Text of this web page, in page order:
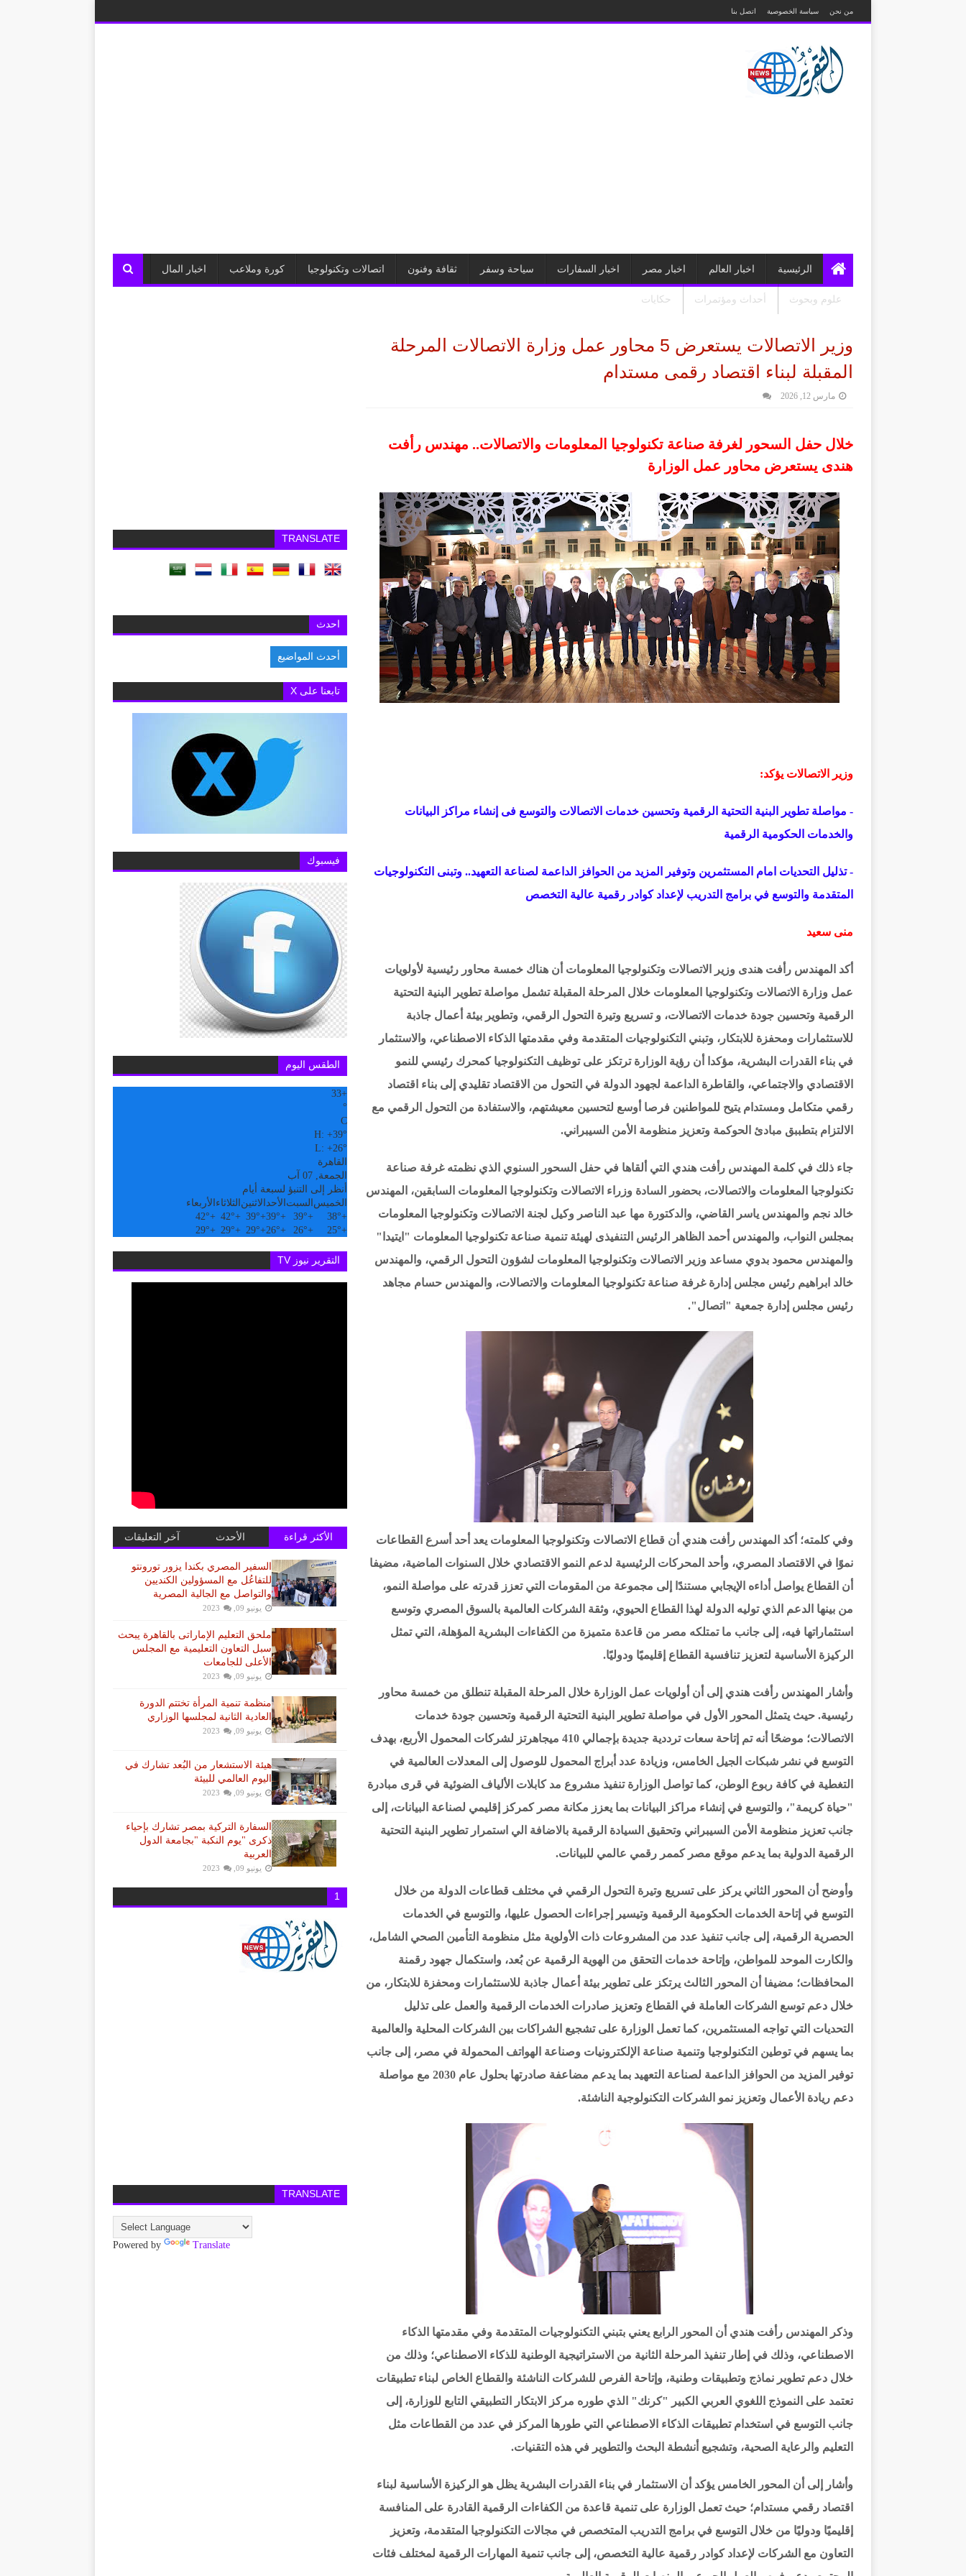
من نحن سياسة الخصوصية اتصل بنا
الرئيسية اخبار العالم اخبار مصر اخبار السفارات سياحة وسفر ثقافة وفنون اتصالات وتكنولوجيا كورة وملاعب اخبار المال
علوم وبحوث أحداث ومؤتمرات حكايات
وزير الاتصالات يستعرض 5 محاور عمل وزارة الاتصالات المرحلة
المقبلة لبناء اقتصاد رقمى مستدام
مارس 12, 2026
خلال حفل السحور لغرفة صناعة تكنولوجيا المعلومات والاتصالات.. مهندس رأفت
هندى يستعرض محاور عمل الوزارة
وزير الاتصالات يؤكد:
- مواصلة تطوير البنية التحتية الرقمية وتحسين خدمات الاتصالات والتوسع فى إنشاء مراكز البيانات
والخدمات الحكومية الرقمية
- تذليل التحديات امام المستثمرين وتوفير المزيد من الحوافز الداعمة لصناعة التعهيد.. وتبنى التكنولوجيات
المتقدمة والتوسع في برامج التدريب لإعداد كوادر رقمية عالية التخصص
منى سعيد
أكد المهندس رأفت هندى وزير الاتصالات وتكنولوجيا المعلومات أن هناك خمسة محاور رئيسية لأولويات
عمل وزارة الاتصالات وتكنولوجيا المعلومات خلال المرحلة المقبلة تشمل مواصلة تطوير البنية التحتية
الرقمية وتحسين جودة خدمات الاتصالات، و تسريع وتيرة التحول الرقمي، وتطوير بيئة أعمال جاذبة
للاستثمارات ومحفزة للابتكار، وتبني التكنولوجيات المتقدمة وفي مقدمتها الذكاء الاصطناعي، والاستثمار
في بناء القدرات البشرية، مؤكدا أن رؤية الوزارة ترتكز على توظيف التكنولوجيا كمحرك رئيسي للنمو
الاقتصادي والاجتماعي، والقاطرة الداعمة لجهود الدولة في التحول من الاقتصاد تقليدي إلى بناء اقتصاد
رقمي متكامل ومستدام يتيح للمواطنين فرصا أوسع لتحسين معيشتهم، والاستفادة من التحول الرقمي مع
الالتزام بتطببق مبادئ الحوكمة وتعزيز منظومة الأمن السيبراني.
جاء ذلك في كلمة المهندس رأفت هندي التي ألقاها في حفل السحور السنوي الذي نظمته غرفة صناعة
تكنولوجيا المعلومات والاتصالات، بحضور السادة وزراء الاتصالات وتكنولوجيا المعلومات السابقين، المهندس
خالد نجم والمهندس ياسر القاضي، والدكتورة مها عبد الناصر وكيل لجنة الاتصالات وتكنولوجيا المعلومات
بمجلس النواب، والمهندس أحمد الظاهر الرئيس التنفيذى لهيئة تنمية صناعة تكنولوجيا المعلومات "ايتيدا"
والمهندس محمود بدوي مساعد وزير الاتصالات وتكنولوجيا المعلومات لشؤون التحول الرقمي، والمهندس
خالد ابراهيم رئيس مجلس إدارة غرفة صناعة تكنولوجيا المعلومات والاتصالات، والمهندس حسام مجاهد
رئيس مجلس إدارة جمعية "اتصال".
وفي كلمته؛ أكد المهندس رأفت هندي أن قطاع الاتصالات وتكنولوجيا المعلومات يعد أحد أسرع القطاعات
نموًا في الاقتصاد المصري، وأحد المحركات الرئيسية لدعم النمو الاقتصادي خلال السنوات الماضية، مضيفا
أن القطاع يواصل أداءه الإيجابي مستندًا إلى مجموعة من المقومات التي تعزز قدرته على مواصلة النمو،
من بينها الدعم الذي توليه الدولة لهذا القطاع الحيوي، وثقة الشركات العالمية بالسوق المصري وتوسع
استثماراتها فيه، إلى جانب ما تمتلكه مصر من قاعدة متميزة من الكفاءات البشرية المؤهلة، التي تمثل
الركيزة الأساسية لتعزيز تنافسية القطاع إقليميًا ودوليًا.
وأشار المهندس رأفت هندي إلى أن أولويات عمل الوزارة خلال المرحلة المقبلة تنطلق من خمسة محاور
رئيسية. حيث يتمثل المحور الأول في مواصلة تطوير البنية التحتية الرقمية وتحسين جودة خدمات
الاتصالات؛ موضحًا أنه تم إتاحة سعات ترددية جديدة بإجمالي 410 ميجاهرتز لشركات المحمول الأربع، بهدف
التوسع في نشر شبكات الجيل الخامس، وزيادة عدد أبراج المحمول للوصول إلى المعدلات العالمية في
التغطية في كافة ربوع الوطن، كما تواصل الوزارة تنفيذ مشروع مد كابلات الألياف الضوئية في قرى مبادرة
"حياة كريمة"، والتوسع في إنشاء مراكز البيانات بما يعزز مكانة مصر كمركز إقليمي لصناعة البيانات، إلى
جانب تعزيز منظومة الأمن السيبراني وتحقيق السيادة الرقمية بالاضافة الي استمرار تطوير البنية التحتية
الرقمية الدولية بما يدعم موقع مصر كممر رقمي عالمي للبيانات.
وأوضح أن المحور الثاني يركز على تسريع وتيرة التحول الرقمي في مختلف قطاعات الدولة من خلال
التوسع في إتاحة الخدمات الحكومية الرقمية وتيسير إجراءات الحصول عليها، والتوسع في الخدمات
الحصرية الرقمية، إلى جانب تنفيذ عدد من المشروعات ذات الأولوية مثل منظومة التأمين الصحي الشامل،
والكارت الموحد للمواطن، وإتاحة خدمات التحقق من الهوية الرقمية عن بُعد، واستكمال جهود رقمنة
المحافظات؛ مضيفا أن المحور الثالث يرتكز على تطوير بيئة أعمال جاذبة للاستثمارات ومحفزة للابتكار، من
خلال دعم توسع الشركات العاملة في القطاع وتعزيز صادرات الخدمات الرقمية والعمل على تذليل
التحديات التي تواجه المستثمرين، كما تعمل الوزارة على تشجيع الشراكات بين الشركات المحلية والعالمية
بما يسهم في توطين التكنولوجيا وتنمية صناعة الإلكترونيات وصناعة الهواتف المحمولة في مصر، إلى جانب
توفير المزيد من الحوافز الداعمة لصناعة التعهيد بما يدعم مضاعفة صادرتها بحلول عام 2030 مع مواصلة
دعم ريادة الأعمال وتعزيز نمو الشركات التكنولوجية الناشئة.
وذكر المهندس رأفت هندي أن المحور الرابع يعني بتبني التكنولوجيات المتقدمة وفي مقدمتها الذكاء
الاصطناعي، وذلك في إطار تنفيذ المرحلة الثانية من الاستراتيجية الوطنية للذكاء الاصطناعي؛ وذلك من
خلال دعم تطوير نماذج وتطبيقات وطنية، وإتاحة الفرص للشركات الناشئة والقطاع الخاص لبناء تطبيقات
تعتمد على النموذج اللغوي العربي الكبير "كرنك" الذي طوره مركز الابتكار التطبيقي التابع للوزارة، إلى
جانب التوسع في استخدام تطبيقات الذكاء الاصطناعي التي طورها المركز في عدد من القطاعات مثل
التعليم والرعاية الصحية، وتشجيع أنشطة البحث والتطوير في هذه التقنيات.
وأشار إلى أن المحور الخامس يؤكد أن الاستثمار في بناء القدرات البشرية يظل هو الركيزة الأساسية لبناء
اقتصاد رقمي مستدام؛ حيث تعمل الوزارة على تنمية قاعدة من الكفاءات الرقمية القادرة على المنافسة
إقليميًا ودوليًا من خلال التوسع في برامج التدريب المتخصص في مجالات التكنولوجيا المتقدمة، وتعزيز
التعاون مع الشركات لإعداد كوادر رقمية عالية التخصص، إلى جانب تنمية المهارات الرقمية لمختلف فئات
TRANSLATE
احدث
أحدث المواضيع
تابعنا على X
فيسبوك
الطقس اليوم
+
33
°
C
H: +39°
L: +26°
القاهرة
الجمعة, 07 آب
أنظر إلى التنبؤ لسبعة أيام
الخميس السبت الأحد الاثنين الثلاثاء الأربعاء
+
38°
+
39°
+
39°
+
39°
+
42°
+
42°
+
25°
+
26°
+
26°
+
29°
+
29°
+
29°
التقرير نيوز TV
الأكثر قراءة الأحدث آخر التعليقات
السفير المصري بكندا يزور تورونتو
للتفاعُل مع المسؤولين الكنديين
والتواصل مع الجالية المصرية
يونيو 09, 2023
ملحق التعليم الإماراتى بالقاهرة يبحث
سبل التعاون التعليمية مع المجلس
الأعلى للجامعات
يونيو 09, 2023
منظمة تنمية المرأة تختتم الدورة
العادية الثانية لمجلسها الوزاري
يونيو 09, 2023
هيئة الاستشعار من البُعد تشارك في
اليوم العالمي للبيئة
يونيو 09, 2023
السفارة التركية بمصر تشارك بإحياء
ذكرى "يوم النكبة "بجامعة الدول
العربية
يونيو 09, 2023
1
TRANSLATE
Powered by Translate